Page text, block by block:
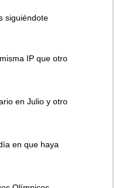
siguiéndote
IP que otro
en Julio y otro
en que haya